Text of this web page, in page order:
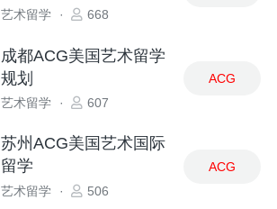
艺术留学 · 668
成都ACG美国艺术留学
规划
艺术留学 · 607
ACG
苏州ACG美国艺术国际
留学
艺术留学 · 506
ACG